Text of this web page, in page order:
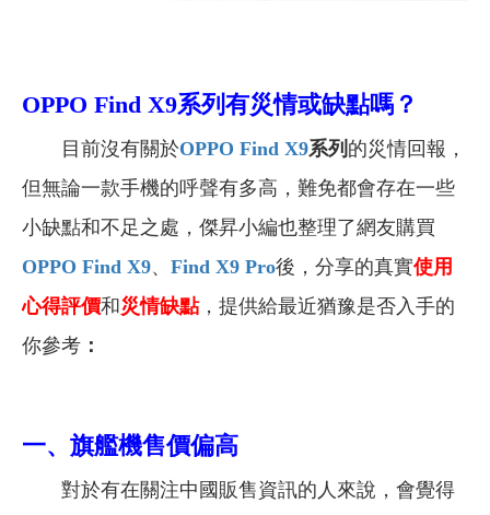
OPPO Find X9系列有災情或缺點嗎？
目前沒有關於OPPO Find X9系列 的災情回報 ，
但無論一款手機的呼聲有多高，難免都會存在一些
小缺點和不足之處，傑昇小編也整理了網友購買
OPPO Find X9、 Find X9 Pro後，分享的真實使用
心得評價和災情缺點，提供給最近猶豫是否入手的
你參考 ：
一、旗艦機售價偏高
對於有在關注中國販售資訊的人來說，會覺得